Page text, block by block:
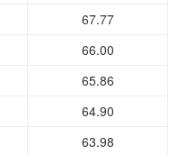
67.77
66.00
65.86
64.90
63.98